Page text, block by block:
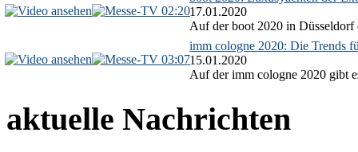
02:2017.01.2020
Auf der boot 2020 in Düsseldorf
03:07
imm cologne 2020: Die Trends
15.01.2020
Auf der imm cologne 2020 gibt
aktuelle Nachrichten